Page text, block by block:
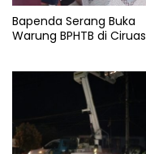
Bapenda Serang Buka
Warung BPHTB di Ciruas